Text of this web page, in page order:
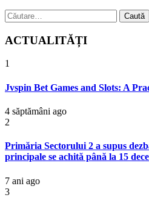
Caută
după:
ACTUALITĂȚI
1
Jvspin Bet Games and Slots: A
4 săptămâni ago
2
Primăria Sectorului 2 a supus
principale se achită până la 15
7 ani ago
3